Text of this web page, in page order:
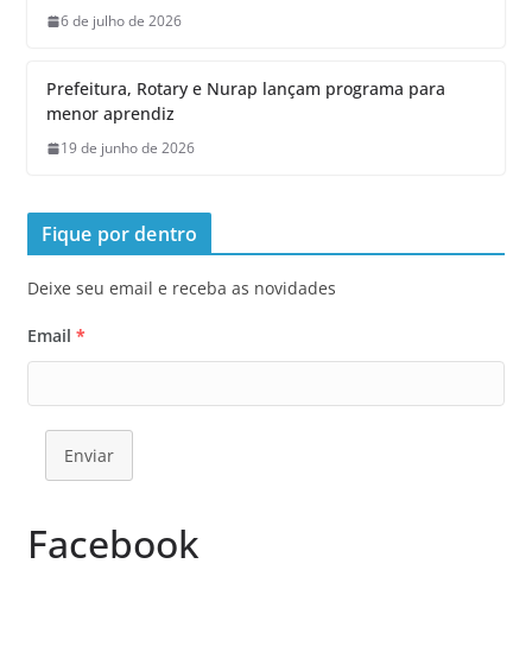
6 de julho de 2026
Prefeitura, Rotary e Nurap lançam programa para
menor aprendiz
19 de junho de 2026
Fique por dentro
Deixe seu email e receba as novidades
Email *
Enviar
Facebook